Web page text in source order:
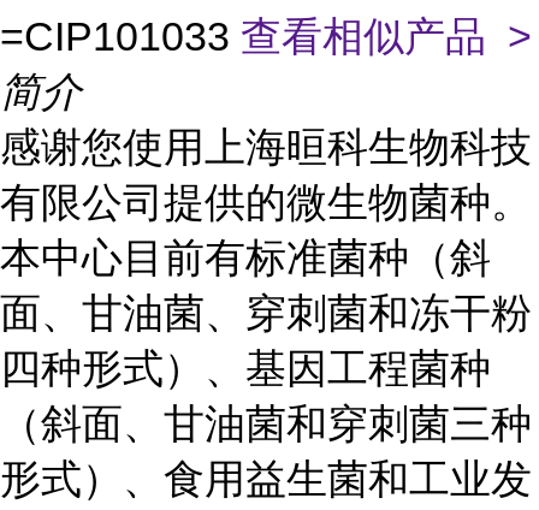
=CIP101033 查看相似产品 >
简介
感谢您使用上海晅科生物科技
有限公司提供的微生物菌种。
本中心目前有标准菌种（斜
面、甘油菌、穿刺菌和冻干粉
四种形式）、基因工程菌种
（斜面、甘油菌和穿刺菌三种
形式）、食用益生菌和工业发